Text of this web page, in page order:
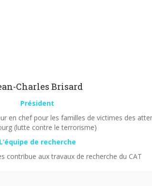
Charles Brisard
Président
chef pour les familles de victimes des
(lutte contre le terrorisme)
L’équipe de recherche
contribue aux travaux de recherche du CAT